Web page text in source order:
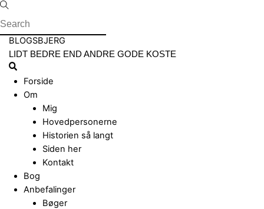
Skip
to
content
Menu
BLOGSBJERG
LIDT BEDRE END ANDRE GODE KOSTE
Search
Forside
Om
Mig
Hovedpersonerne
Historien så langt
Siden her
Kontakt
Bog
Anbefalinger
Bøger